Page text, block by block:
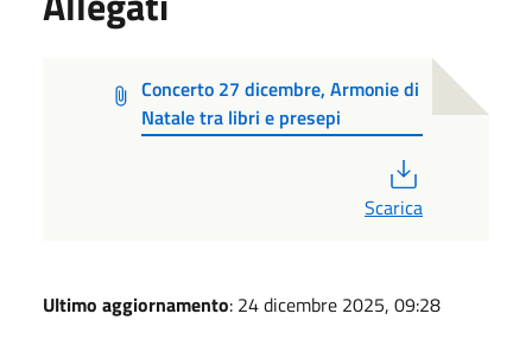
Concerto 27 dicembre, Armonie di
Natale tra libri e presepi
Scarica
Ultimo aggiornamento: 24 dicembre 2025, 09:28